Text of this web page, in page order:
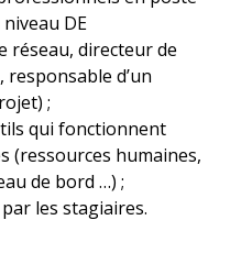
DE
réseau, directeur de
d’un
;
qui fonctionnent
(ressources humaines,
de bord …) ;
les stagiaires.